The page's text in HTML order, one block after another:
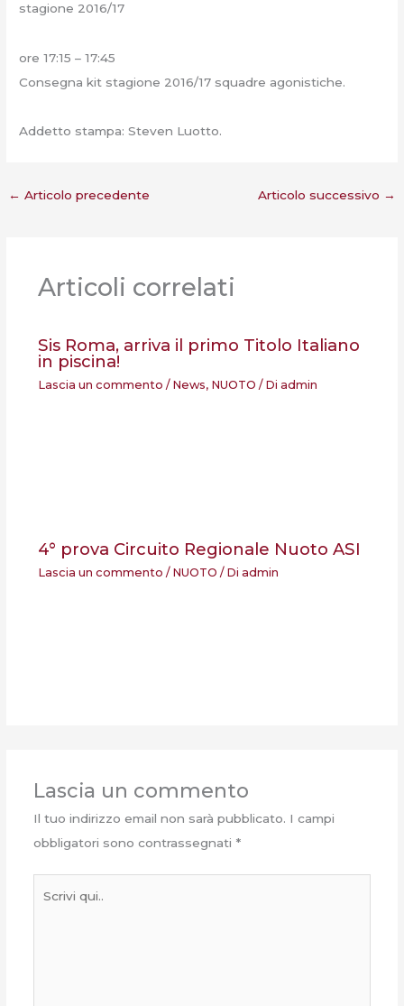
stagione 2016/17
ore 17:15 – 17:45
Consegna kit stagione 2016/17 squadre agonistiche.
Addetto stampa: Steven Luotto.
← Articolo precedente Articolo successivo →
Articoli correlati
Sis Roma, arriva il primo Titolo Italiano
in piscina!
Lascia un commento / News, NUOTO / Di admin
4° prova Circuito Regionale Nuoto ASI
Lascia un commento / NUOTO / Di admin
Lascia un commento
Il tuo indirizzo email non sarà pubblicato. I campi
obbligatori sono contrassegnati *